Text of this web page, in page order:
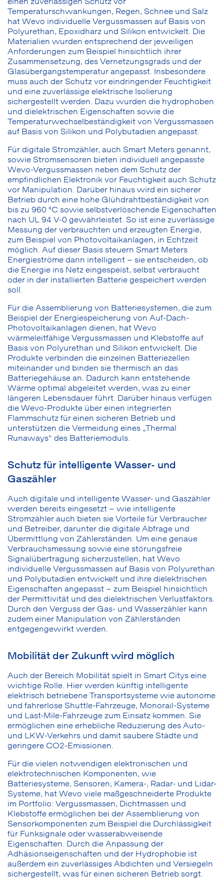
Temperaturschwankungen, Regen, Schnee und Salz
hat Wevo individuelle Vergussmassen auf Basis von
Polyurethan, Epoxidharz und Silikon entwickelt. Die
Materialien wurden entsprechend der jeweiligen
Anforderungen zum Beispiel hinsichtlich ihrer
Zusammensetzung, des Vernetzungsgrads und der
Glasübergangstemperatur angepasst. Insbesondere
muss auch der Schutz vor eindringender Feuchtigkeit
und eine zuverlässige elektrische Isolierung
sichergestellt werden. Dazu wurden die hydrophoben
und dielektrischen Eigenschaften sowie die
Temperaturwechselbeständigkeit von Vergussmassen
auf Basis von Silikon und Polybutadien angepasst.
Für digitale Stromzähler, auch Smart Meters genannt,
sowie Stromsensoren bieten individuell angepasste
Wevo-Vergussmassen neben dem Schutz der
empfindlichen Elektronik vor Feuchtigkeit auch Schutz
vor Manipulation. Darüber hinaus wird ein sicherer
Betrieb durch eine hohe Glühdrahtbeständigkeit von
bis zu 960 °C sowie selbstverlöschende Eigenschaften
nach UL 94 V-0 gewährleistet. So ist eine zuverlässige
Messung der verbrauchten und erzeugten Energie,
zum Beispiel von Photovoltaikanlagen, in Echtzeit
möglich. Auf dieser Basis steuern Smart Meters
Energieströme dann intelligent – sie entscheiden, ob
die Energie ins Netz eingespeist, selbst verbraucht
oder in der installierten Batterie gespeichert werden
soll.
Für die Assemblierung von Batteriesystemen, die zum
Beispiel der Energiespeicherung von Auf-Dach-
Photovoltaikanlagen dienen, hat Wevo
wärmeleitfähige Vergussmassen und Klebstoffe auf
Basis von Polyurethan und Silikon entwickelt. Die
Produkte verbinden die einzelnen Batteriezellen
miteinander und binden sie thermisch an das
Batteriegehäuse an. Dadurch kann entstehende
Wärme optimal abgeleitet werden, was zu einer
längeren Lebensdauer führt. Darüber hinaus verfügen
die Wevo-Produkte über einen integrierten
Flammschutz für einen sicheren Betrieb und
unterstützen die Vermeidung eines „Thermal
Runaways“ des Batteriemoduls.
Schutz für intelligente Wasser- und
Gaszähler
Auch digitale und intelligente Wasser- und Gaszähler
werden bereits eingesetzt – wie intelligente
Stromzähler auch bieten sie Vorteile für Verbraucher
und Betreiber, darunter die digitale Abfrage und
Übermittlung von Zählerständen. Um eine genaue
Verbrauchsmessung sowie eine störungsfreie
Signalübertragung sicherzustellen, hat Wevo
individuelle Vergussmassen auf Basis von Polyurethan
und Polybutadien entwickelt und ihre dielektrischen
Eigenschaften angepasst – zum Beispiel hinsichtlich
der Permittivität und des dielektrischen Verlustfaktors.
Durch den Verguss der Gas- und Wasserzähler kann
zudem einer Manipulation von Zählerständen
entgegengewirkt werden.
Mobilität der Zukunft wird möglich
Auch der Bereich Mobilität spielt in Smart Citys eine
wichtige Rolle. Hier werden künftig intelligente
elektrisch betriebene Transportsysteme wie autonome
und fahrerlose Shuttle-Fahrzeuge, Monorail-Systeme
und Last-Mile-Fahrzeuge zum Einsatz kommen. Sie
ermöglichen eine erhebliche Reduzierung des Auto-
und LKW-Verkehrs und damit saubere Städte und
geringere CO2-Emissionen.
Für die vielen notwendigen elektronischen und
elektrotechnischen Komponenten, wie
Batteriesysteme, Sensoren, Kamera-, Radar- und Lidar-
Systeme, hat Wevo viele maßgeschneiderte Produkte
im Portfolio: Vergussmassen, Dichtmassen und
Klebstoffe ermöglichen bei der Assemblierung von
Sensorkomponenten zum Beispiel die Durchlässigkeit
für Funksignale oder wasserabweisende
Eigenschaften. Durch die Anpassung der
Adhäsionseigenschaften und der Hydrophobie ist
außerdem ein zuverlässiges Abdichten und Versiegeln
sichergestellt, was für einen sicheren Betrieb sorgt.